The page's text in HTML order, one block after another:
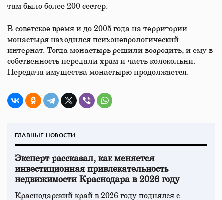
там было более 200 сестер.
В советское время и до 2005 года на территории
монастыря находился психоневрологический
интернат. Тогда монастырь решили возродить, и ему в
собственность передали храм и часть колокольни.
Передача имущества монастырю продолжается.
ГЛАВНЫЕ НОВОСТИ
Эксперт рассказал, как меняется
инвестиционная привлекательность
недвижимости Краснодара в 2026 году
Краснодарский край в 2026 году поднялся с